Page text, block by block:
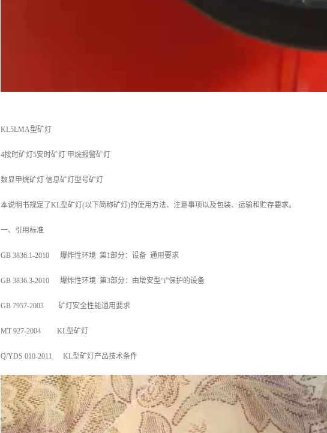
KL5LMA型矿灯
4按时矿灯5安时矿灯 甲烷报警矿灯
数显甲烷矿灯 信息矿灯型号矿灯
本说明书规定了KL型矿灯(以下简称矿灯)的使用方法、注意事项以及包装、运输和贮存要求。
一、引用标准
GB 3836.1-2010 爆炸性环境 第1部分：设备 通用要求
GB 3836.3-2010 爆炸性环境 第3部分：由增安型“i”保护的设备
GB 7957-2003 矿灯安全性能通用要求
MT 927-2004 KL型矿灯
Q/YDS 010-2011 KL型矿灯产品技术条件